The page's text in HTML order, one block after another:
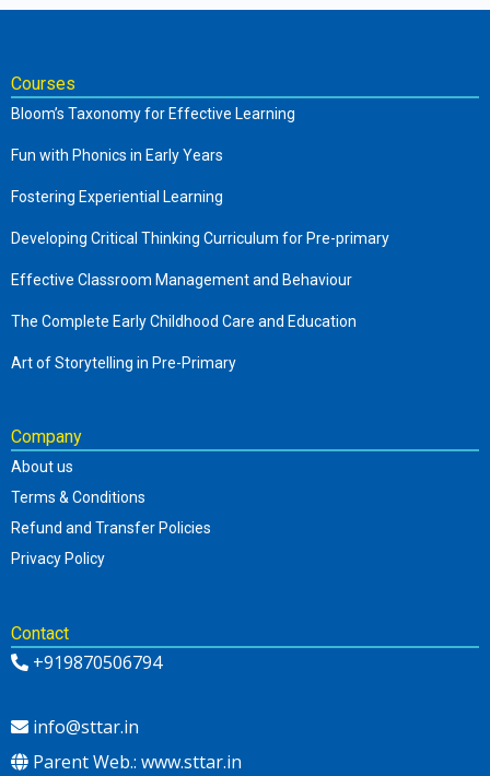
Courses
Bloom’s Taxonomy for Effective Learning
Fun with Phonics in Early Years
Fostering Experiential Learning
Developing Critical Thinking Curriculum for Pre-primary
Effective Classroom Management and Behaviour
The Complete Early Childhood Care and Education
Art of Storytelling in Pre-Primary
Company
About us
Terms & Conditions
Refund and Transfer Policies
Privacy Policy
Contact
+919870506794
info@sttar.in
Parent Web.: www.sttar.in